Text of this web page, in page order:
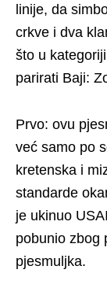
linije, da
crkve i dva
što u
parirati Baji:
Prvo: ovu
već samo po
kretenska i
standarde
je ukinuo
pobunio zbog
pjesmuljka.